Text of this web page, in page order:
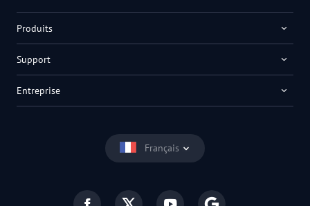
Français
Produits
Support
Entreprise